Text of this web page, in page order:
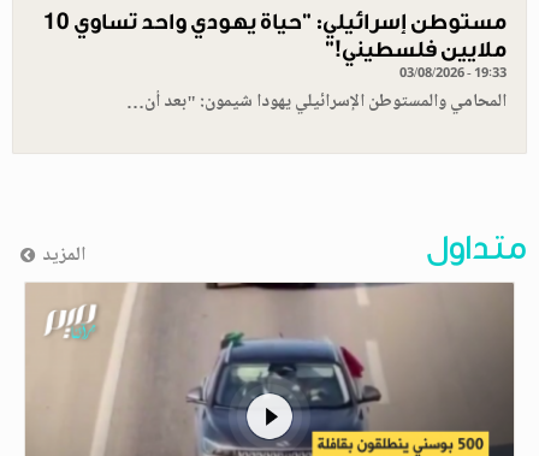
مستوطن إسرائيلي: "حياة يهودي واحد تساوي 10
ملايين فلسطيني!”
03/08/2026 - 19:33
المحامي والمستوطن الإسرائيلي يهودا شيمون: "بعد أن…
متداول المزيد